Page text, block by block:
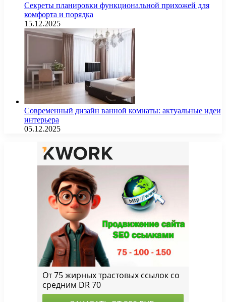
Секреты планировки функциональной прихожей для
комфорта и порядка
15.12.2025
Современный дизайн ванной комнаты: актуальные идеи
интерьера
05.12.2025